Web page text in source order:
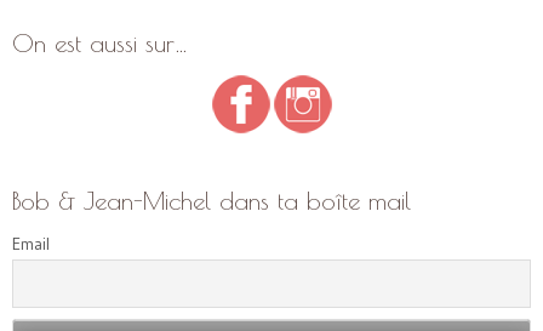
On est aussi sur…
Bob & Jean-Michel dans ta boîte mail
Email